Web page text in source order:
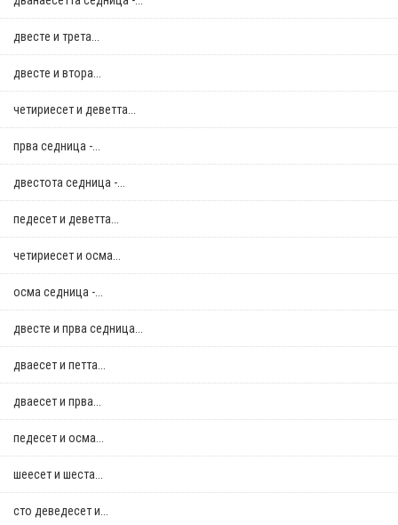
двестe и трета...
двестe и втора...
четириесет и деветта...
прва седница -...
двестота седница -...
педесет и деветта...
четириесет и осма...
осма седница -...
двестe и прва седница...
дваесет и петта...
дваесет и прва...
педесет и осма...
шеесет и шеста...
сто деведесет и...